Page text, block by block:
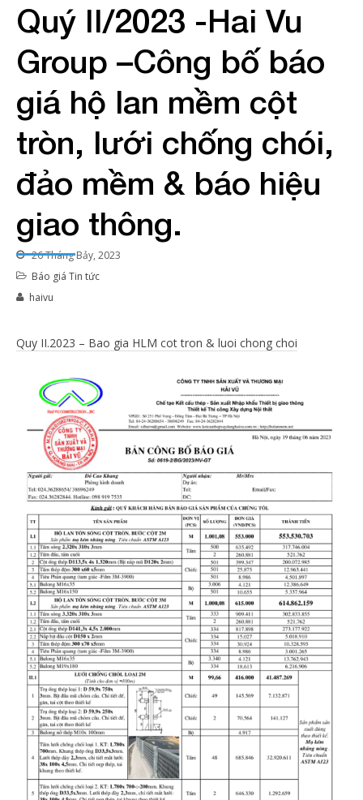
Quý II/2023 -Hai Vu
Group –Công bố báo
giá hộ lan mềm cột
tròn, lưới chống chói,
đảo mềm & báo hiệu
giao thông.
26 Tháng Bảy, 2023
Báo giá Tin tức
haivu
Quy II.2023 – Bao gia HLM cot tron & luoi chong choi